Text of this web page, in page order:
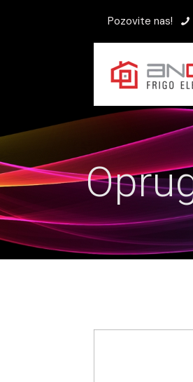
Pozovite nas!